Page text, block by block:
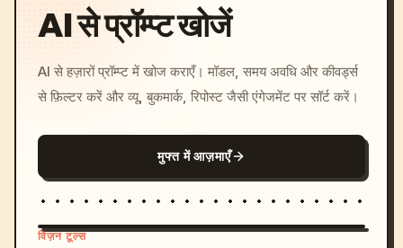
AI से प्रॉम्प्ट खोजें
AI से हज़ारों प्रॉम्प्ट में खोज कराएँ। मॉडल, समय अवधि और कीवर्ड्स
से फ़िल्टर करें और व्यू, बुकमार्क, रिपोस्ट जैसी एंगेजमेंट पर सॉर्ट करें।
मुफ्त में आज़माएँ
विज़न टूल्स